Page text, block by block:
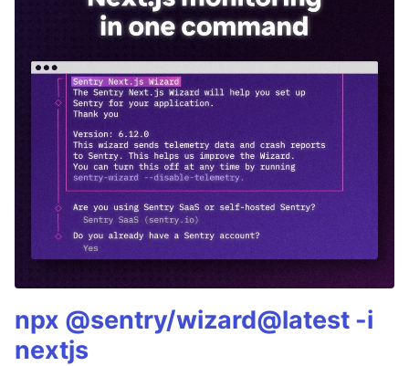
npx @sentry/wizard@latest -i
nextjs